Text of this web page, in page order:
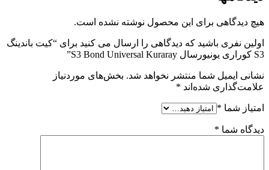
هیچ دیدگاهی برای این محصول نوشته نشده است.
اولین نفری باشید که دیدگاهی را ارسال می کنید برای “کیت باندینگ
S3 کوراری یونیورسال S3 Bond Universal Kuraray”
نشانی ایمیل شما منتشر نخواهد شد. بخش‌های موردنیاز
علامت‌گذاری شده‌اند *
امتیاز شما *
دیدگاه شما *